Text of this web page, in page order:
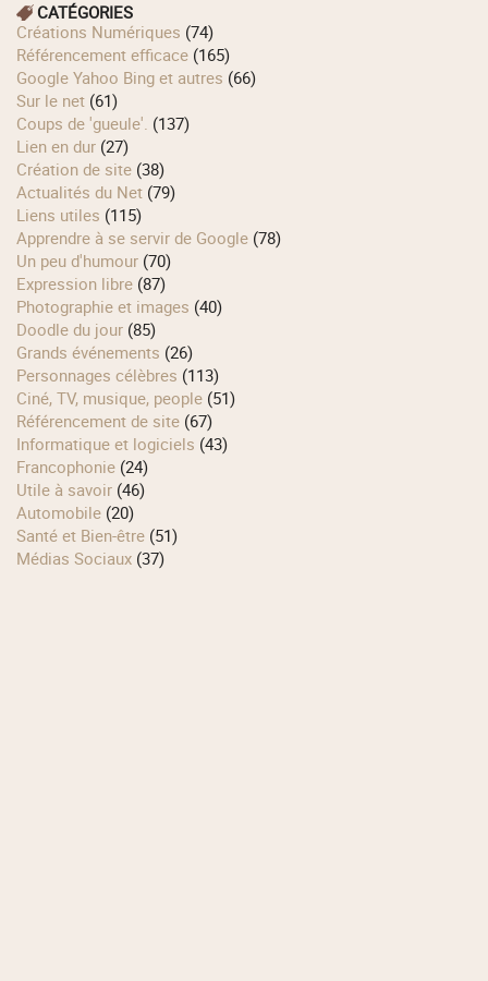
CATÉGORIES
Créations Numériques (74)
Référencement efficace (165)
Google Yahoo Bing et autres (66)
Sur le net (61)
Coups de 'gueule'. (137)
Lien en dur (27)
Création de site (38)
Actualités du Net (79)
Liens utiles (115)
Apprendre à se servir de Google (78)
Un peu d'humour (70)
Expression libre (87)
Photographie et images (40)
Doodle du jour (85)
Grands événements (26)
Personnages célèbres (113)
Ciné, TV, musique, people (51)
Référencement de site (67)
Informatique et logiciels (43)
Francophonie (24)
Utile à savoir (46)
Automobile (20)
Santé et Bien-être (51)
Médias Sociaux (37)